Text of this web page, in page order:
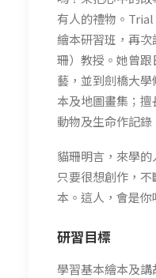
有人的禮物。
繪本研習班，再
珊）教授。她曾
藝，並到劍橋大
本及地圖畫集；擅
動物及生命作記錄
貓珊明言，來學的
只要很想創作，
本。這人，會是你
研習目標
學習基本繪本及